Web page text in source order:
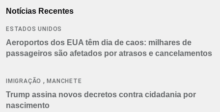
Notícias Recentes
ESTADOS UNIDOS
Aeroportos dos EUA têm dia de caos: milhares de
passageiros são afetados por atrasos e cancelamentos
IMIGRAÇÃO ,MANCHETE
Trump assina novos decretos contra cidadania por
nascimento